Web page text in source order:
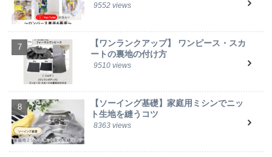
9552 views
【ワンランクアップ】 ワンピース・スカ
ートの裏地の付け方
9510 views
【ソーイング基礎】家庭用ミシンでニッ
ト生地を縫うコツ
8363 views